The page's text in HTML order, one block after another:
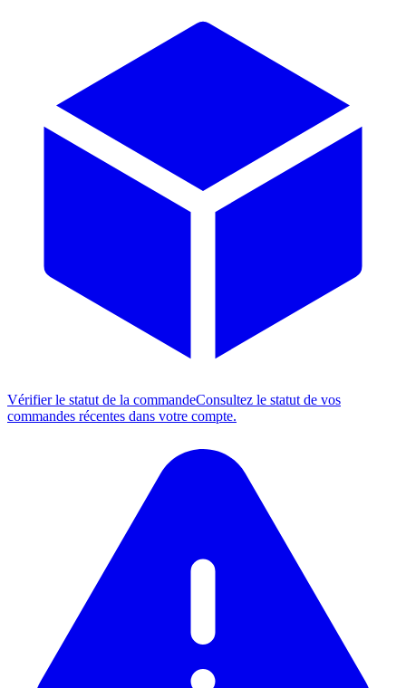
Vérifier le statut de la commandeConsultez le statut de vos
commandes récentes dans votre compte.